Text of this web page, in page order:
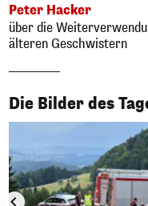
Peter Hacker
über die
älteren Geschwistern
Die Bilder des
1/50